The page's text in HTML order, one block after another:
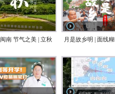
南 节气之美 | 立秋 月是故乡明 | 面线糊